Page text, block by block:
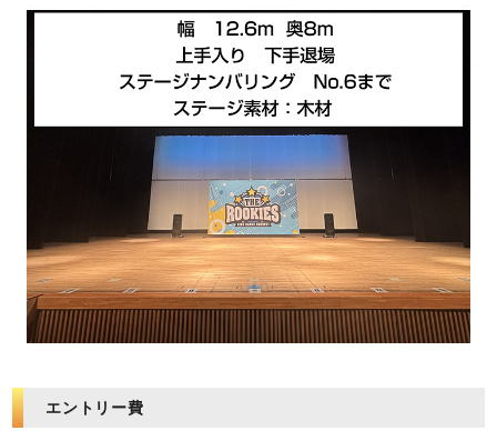
エントリー費